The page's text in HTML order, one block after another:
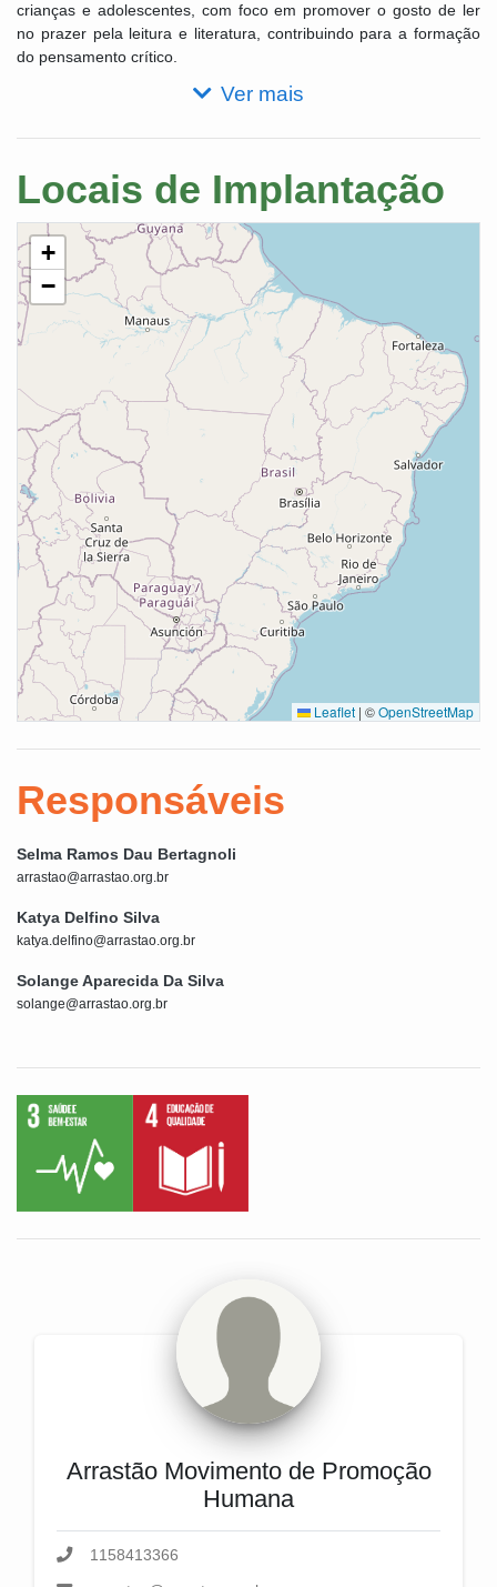
crianças e adolescentes, com foco em promover o gosto de ler
no prazer pela leitura e literatura, contribuindo para a formação
do pensamento crítico.
Ver mais
Locais de Implantação
+
−
Leaflet | ©OpenStreetMap
Responsáveis
Selma Ramos Dau Bertagnoli
arrastao@arrastao.org.br
Katya Delfino Silva
katya.delfino@arrastao.org.br
Solange Aparecida Da Silva
solange@arrastao.org.br
Arrastão Movimento de Promoção
Humana
1158413366